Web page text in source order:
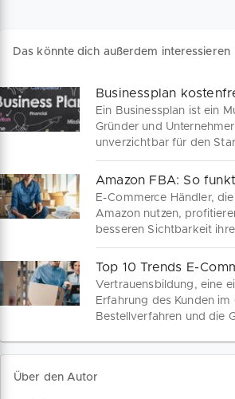
Das könnte dich außerdem interessieren
Businessplan
Ein Businessplan ist ein
Gründer und
unverzichtbar für den
Anpassungen und
Finanzhilfen. Wir sind
dem Weg zum perfekten
E-Commerce Händler,
Amazon nutzen,
besseren Sichtbarkeit
Premium-
Rund-um-die-Uhr-
zeigen dir, wie du dich
Händler registrieren
Besonderheiten für einen
beachten sind.
Vertrauensbildung, eine
Erfahrung des Kunden im
Bestellverfahren und die
Über den Autor